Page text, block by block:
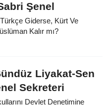
Şenel
Giderse, Kürt Ve
Kalır mı?
Liyakat-Sen
Sekreteri
Devlet Denetimine